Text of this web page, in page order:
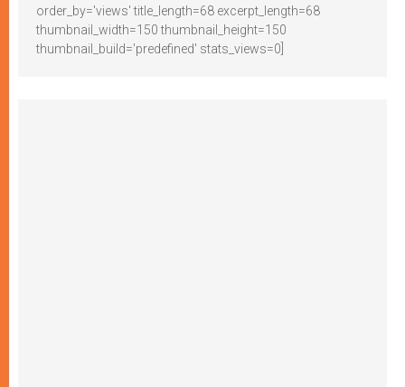
order_by='views' title_length=68 excerpt_length=68
thumbnail_width=150 thumbnail_height=150
thumbnail_build='predefined' stats_views=0]